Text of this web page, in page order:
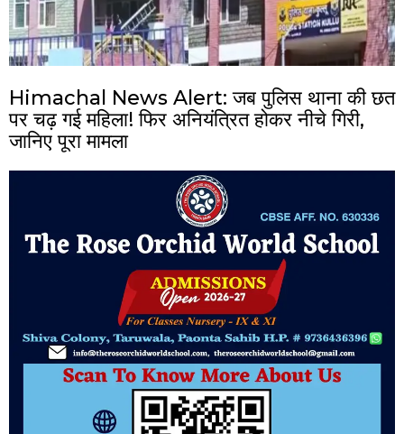
Himachal News Alert: जब पुलिस थाना की छत
पर चढ़ गई महिला! फिर अनियंत्रित होकर नीचे गिरी,
जानिए पूरा मामला